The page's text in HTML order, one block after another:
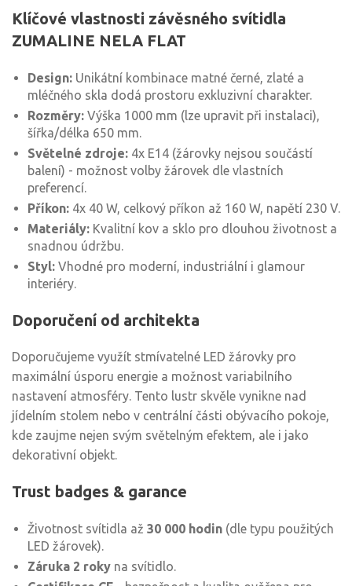
Klíčové vlastnosti závěsného svítidla
ZUMALINE NELA FLAT
Design: Unikátní kombinace matné černé, zlaté a
mléčného skla dodá prostoru exkluzivní charakter.
Rozměry: Výška 1000 mm (lze upravit při instalaci),
šířka/délka 650 mm.
Světelné zdroje: 4x E14 (žárovky nejsou součástí
balení) - možnost volby žárovek dle vlastních
preferencí.
Příkon: 4x 40 W, celkový příkon až 160 W, napětí 230 V.
Materiály: Kvalitní kov a sklo pro dlouhou životnost a
snadnou údržbu.
Styl: Vhodné pro moderní, industriální i glamour
interiéry.
Doporučení od architekta
Doporučujeme využít stmívatelné LED žárovky pro
maximální úsporu energie a možnost variabilního
nastavení atmosféry. Tento lustr skvěle vynikne nad
jídelním stolem nebo v centrální části obývacího pokoje,
kde zaujme nejen svým světelným efektem, ale i jako
dekorativní objekt.
Trust badges & garance
Životnost svítidla až 30 000 hodin (dle typu použitých
LED žárovek).
Záruka 2 roky na svítidlo.